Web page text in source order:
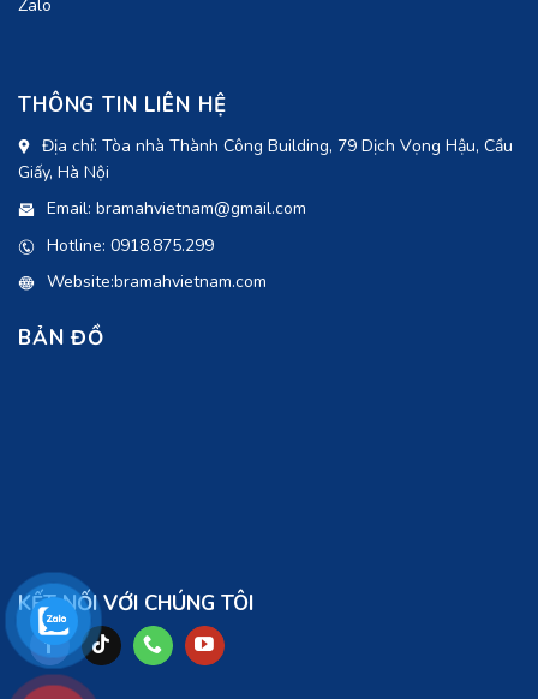
Zalo
THÔNG TIN LIÊN HỆ
Địa chỉ: Tòa nhà Thành Công Building, 79 Dịch Vọng Hậu, Cầu
Giấy, Hà Nội
Email: bramahvietnam@gmail.com
Hotline: 0918.875.299
Website:bramahvietnam.com
BẢN ĐỒ
KẾT NỐI VỚI CHÚNG TÔI